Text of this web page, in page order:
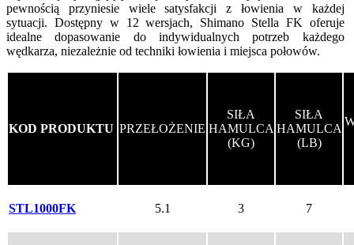
pewnością przyniesie wiele satysfakcji z łowienia w każdej
sytuacji. Dostępny w 12 wersjach, Shimano Stella FK oferuje
idealne dopasowanie do indywidualnych potrzeb każdego
wędkarza, niezależnie od techniki łowienia i miejsca połowów.
KOD PRODUKTU PRZEŁOŻENIE
SIŁA
HAMULCA
(KG)
SIŁA
HAMULCA
(LB)
STL1000FK 5.1 3 7